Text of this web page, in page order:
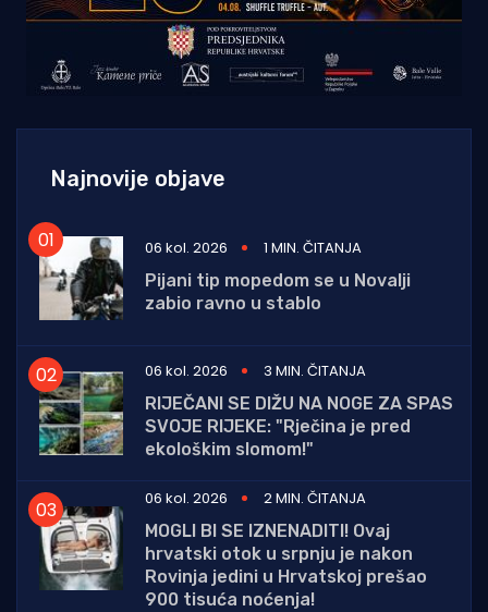
Najnovije objave
06 kol. 2026
1 MIN. ČITANJA
Pijani tip mopedom se u Novalji
zabio ravno u stablo
06 kol. 2026
3 MIN. ČITANJA
RIJEČANI SE DIŽU NA NOGE ZA SPAS
SVOJE RIJEKE: "Rječina je pred
ekološkim slomom!"
06 kol. 2026
2 MIN. ČITANJA
MOGLI BI SE IZNENADITI! Ovaj
hrvatski otok u srpnju je nakon
Rovinja jedini u Hrvatskoj prešao
900 tisuća noćenja!